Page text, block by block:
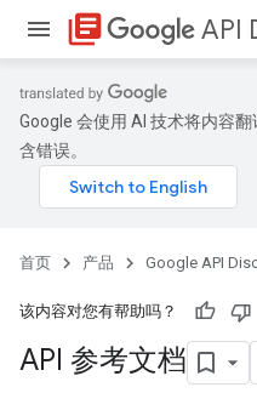
library_books API
Google 会使用 AI 技术将内容
含错误。
首页 产品 Google API
该内容对您有帮助吗？
API 参考文档